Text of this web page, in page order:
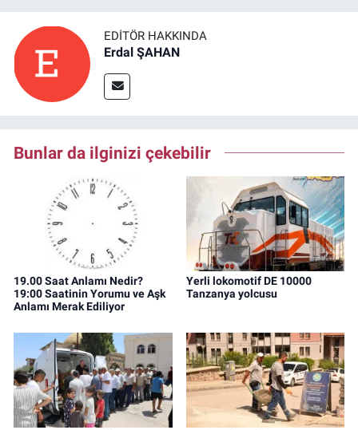
EDITÖR HAKKINDA
Erdal ŞAHAN
Bunlar da ilginizi çekebilir
19.00 Saat Anlamı Nedir?
19:00 Saatinin Yorumu ve Aşk
Anlamı Merak Ediliyor
Yerli lokomotif DE 10000
Tanzanya yolcusu